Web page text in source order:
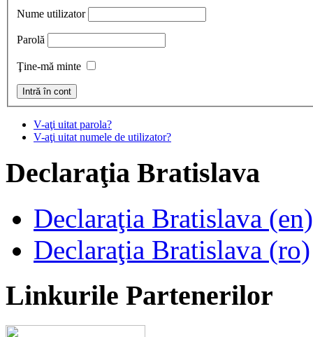
Nume utilizator
Parolă
Ţine-mă minte
V-aţi uitat parola?
V-aţi uitat numele de utilizator?
Declaraţia Bratislava
Declaraţia Bratislava (en)
Declaraţia Bratislava (ro)
Linkurile Partenerilor